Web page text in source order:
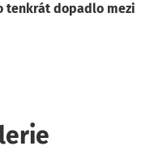
tenkrát dopadlo mezi